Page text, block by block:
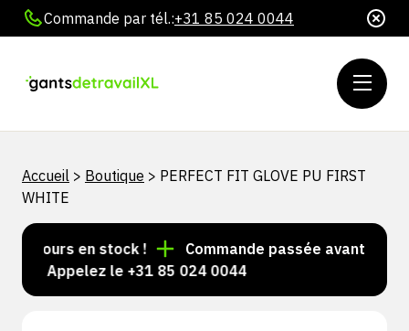
Commande par tél.:+31 85 024 0044
Accueil > Boutique > PERFECT FIT GLOVE PU FIRST
WHITE
en stock !
Commande passée avant 15 h =
? Appelez le +31 85 024 0044